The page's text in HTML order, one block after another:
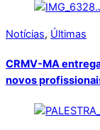
Notícias, Últimas
CRMV-MA
novos